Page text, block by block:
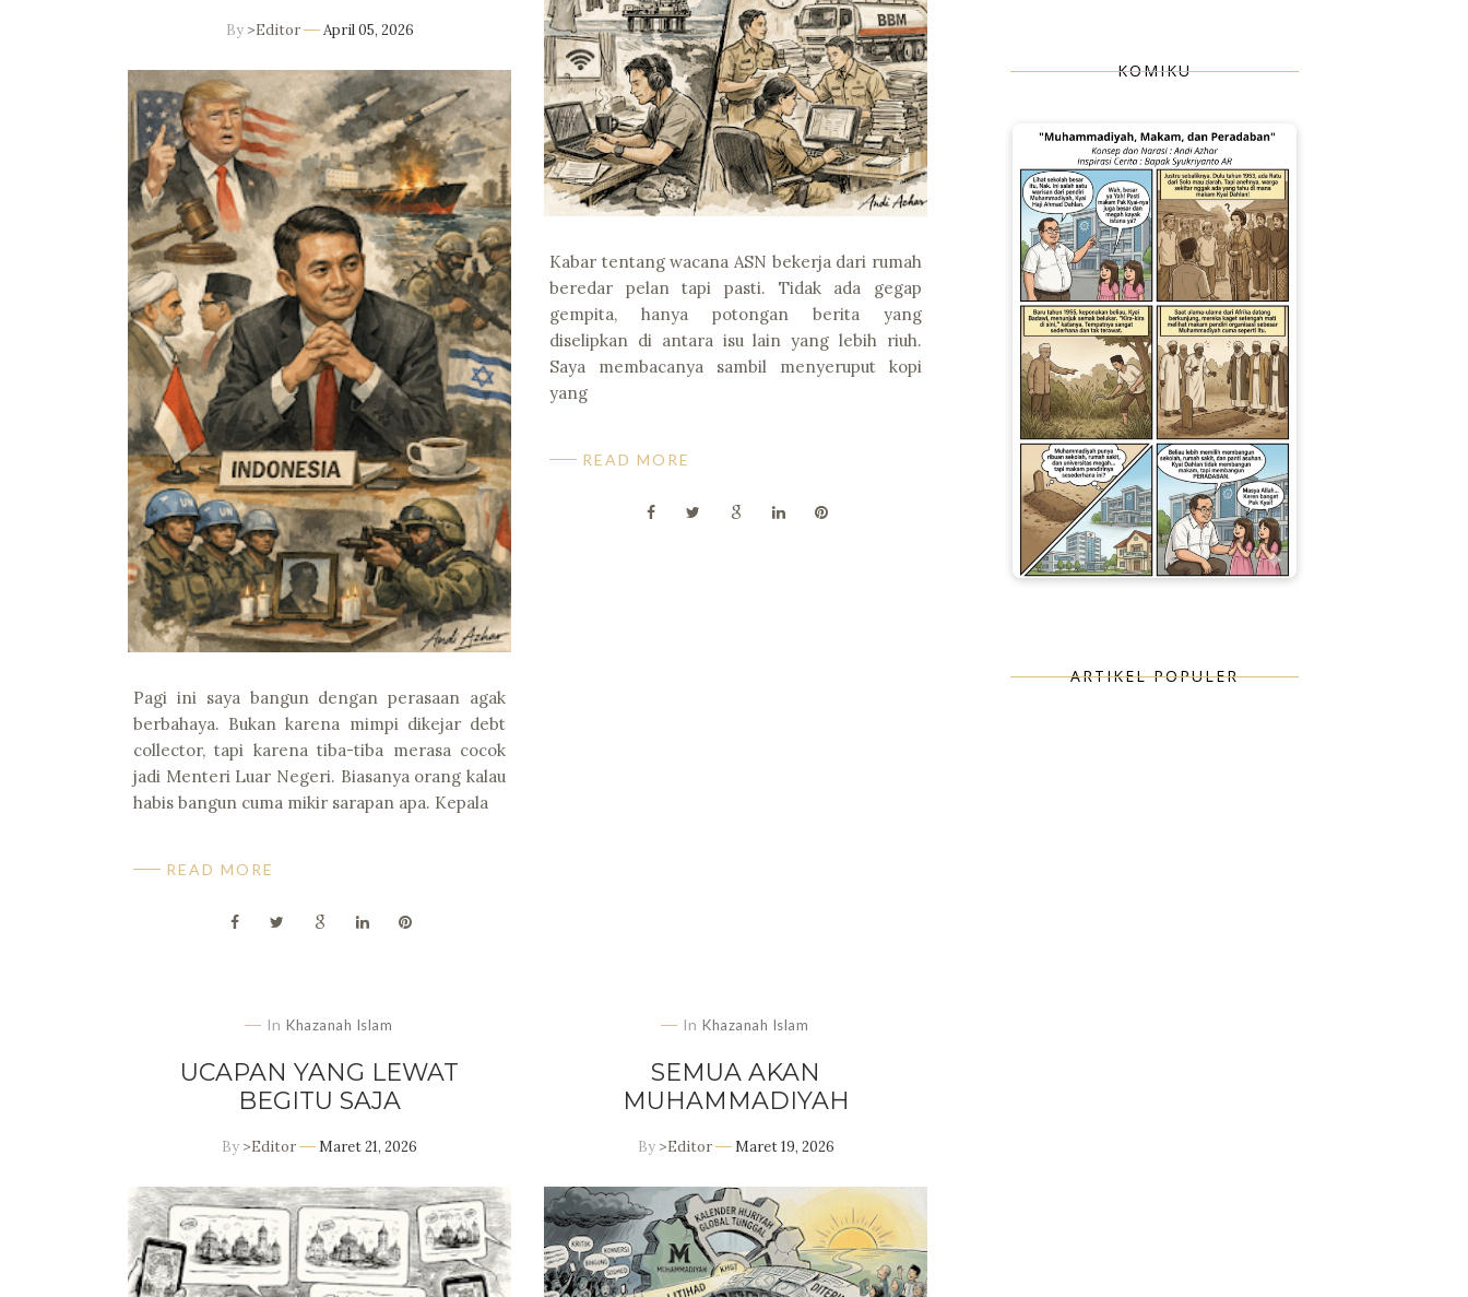
By >Editor April 05, 2026
Pagi ini saya bangun dengan perasaan agak
berbahaya. Bukan karena mimpi dikejar debt
collector, tapi karena tiba-tiba merasa cocok
jadi Menteri Luar Negeri. Biasanya orang kalau
habis bangun cuma mikir sarapan apa. Kepala
READ MORE
Kabar tentang wacana ASN bekerja dari rumah
beredar pelan tapi pasti. Tidak ada gegap
gempita, hanya potongan berita yang
diselipkan di antara isu lain yang lebih riuh.
Saya membacanya sambil menyeruput kopi
yang
READ MORE
In Khazanah Islam
UCAPAN YANG LEWAT
BEGITU SAJA
By >Editor Maret 21, 2026
In Khazanah Islam
SEMUA AKAN
MUHAMMADIYAH
By >Editor Maret 19, 2026
KOMIKU
ARTIKEL POPULER